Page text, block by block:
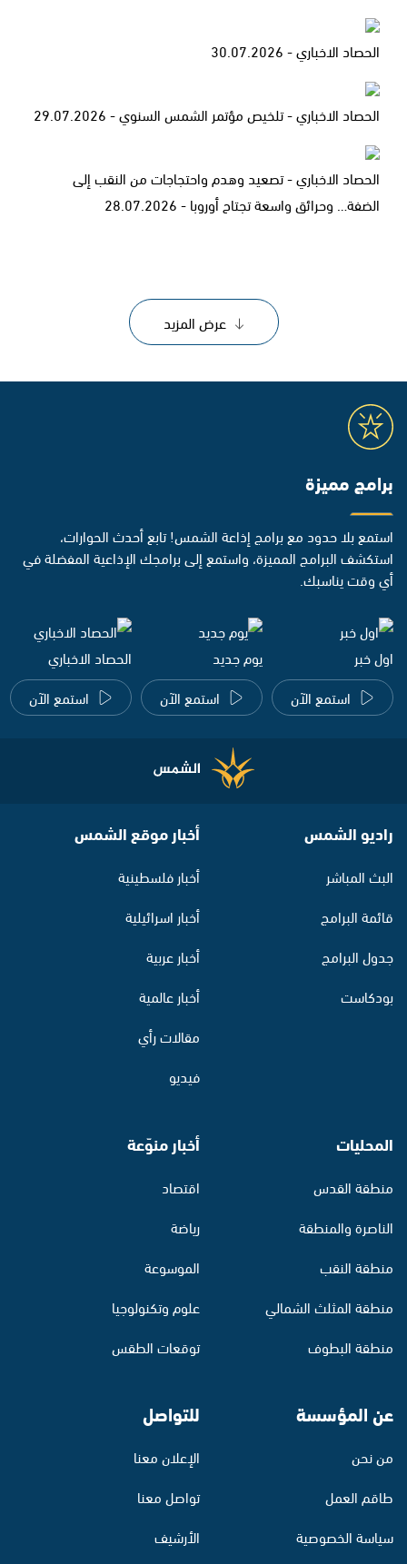
الحصاد الاخباري - 30.07.2026
الحصاد الاخباري - تلخيص مؤتمر الشمس السنوي - 29.07.2026
الحصاد الاخباري - تصعيد وهدم واحتجاجات من النقب إلى
الضفة… وحرائق واسعة تجتاح أوروبا - 28.07.2026
عرض المزيد
برامج مميزة
استمع بلا حدود مع برامج إذاعة الشمس! تابع أحدث الحوارات،
استكشف البرامج المميزة، واستمع إلى برامجك الإذاعية المفضلة في
أي وقت يناسبك.
اول خبر
استمع الآن
يوم جديد
استمع الآن
الحصاد الاخباري
استمع الآن
راديو الشمس
البث المباشر
قائمة البرامج
جدول البرامج
بودكاست
أخبار موقع الشمس
أخبار فلسطينية
أخبار اسرائيلية
أخبار عربية
أخبار عالمية
مقالات رأي
فيديو
المحليات
منطقة القدس
الناصرة والمنطقة
منطقة النقب
منطقة المثلث الشمالي
منطقة البطوف
أخبار منوّعة
اقتصاد
رياضة
الموسوعة
علوم وتكنولوجيا
توقعات الطقس
عن المؤسسة
من نحن
طاقم العمل
سياسة الخصوصية
للتواصل
الإعلان معنا
تواصل معنا
الأرشيف